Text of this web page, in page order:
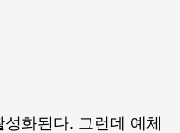
화된다. 그런데 예체